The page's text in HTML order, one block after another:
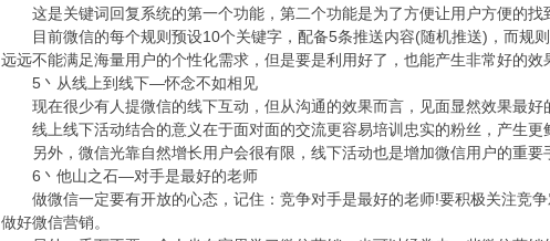
这是关键词回复系统的第一个功能，第二个功能是为了方便让用户方便的找
目前微信的每个规则预设10个关键字，配备5条推送内容(随机推送)，而规
远远不能满足海量用户的个性化需求，但是要是利用好了，也能产生非常好的效
5丶从线上到线下—怀念不如相见
现在很少有人提微信的线下互动，但从沟通的效果而言，见面显然效果最好
线上线下活动结合的意义在于面对面的交流更容易培训忠实的粉丝，产生更
另外，微信光靠自然增长用户会很有限，线下活动也是增加微信用户的重要
6丶他山之石—对手是最好的老师
做微信一定要有开放的心态，记住：竞争对手是最好的老师!要积极关注竞
做好微信营销。